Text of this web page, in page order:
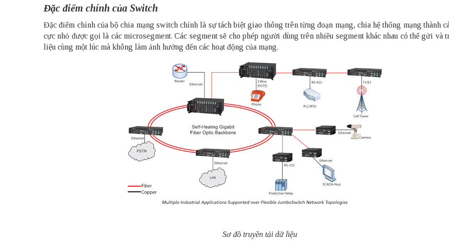
Đặc điểm chính của Switch
Đặc điểm chính của bộ chia mạng switch chính là sự tách biệt giao thông trên từng đoạn mạng, chia hệ thống mạng thành
cực nhỏ được gọi là các microsegment. Các segment sẽ cho phép người dùng trên nhiều segment khác nhau có thể gửi và
liệu cùng một lúc mà không làm ảnh hưởng đến các hoạt động của mạng.
Sơ đồ truyền tải dữ liệu